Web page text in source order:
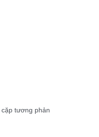
tương phản